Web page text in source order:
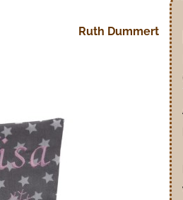
Konto
Passwort
Ruth Dummert